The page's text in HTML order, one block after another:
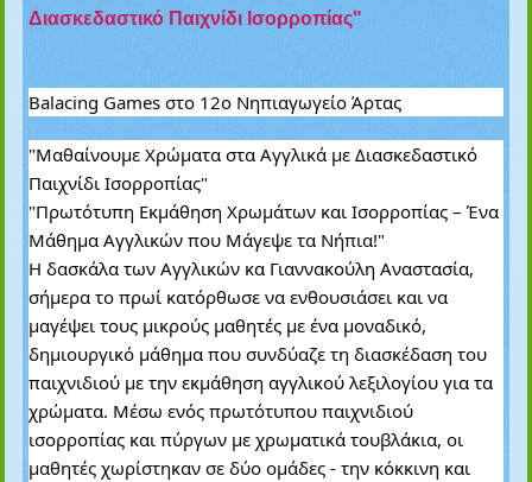
Διασκεδαστικό Παιχνίδι Ισορροπίας"
Balacing Games στο 12ο Νηπιαγωγείο Άρτας
"Μαθαίνουμε Χρώματα στα Αγγλικά με Διασκεδαστικό
Παιχνίδι Ισορροπίας"
"Πρωτότυπη Εκμάθηση Χρωμάτων και Ισορροπίας – Ένα
Μάθημα Αγγλικών που Μάγεψε τα Νήπια!"
Η δασκάλα των Αγγλικών κα Γιαννακούλη Αναστασία,
σήμερα το πρωί κατόρθωσε να ενθουσιάσει και να
μαγέψει τους μικρούς μαθητές με ένα μοναδικό,
δημιουργικό μάθημα που συνδύαζε τη διασκέδαση του
παιχνιδιού με την εκμάθηση αγγλικού λεξιλογίου για τα
χρώματα. Μέσω ενός πρωτότυπου παιχνιδιού
ισορροπίας και πύργων με χρωματικά τουβλάκια, οι
μαθητές χωρίστηκαν σε δύο ομάδες - την κόκκινη και